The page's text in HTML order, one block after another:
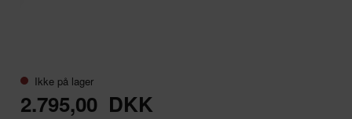
Ikke på lager
2.795,00 DKK